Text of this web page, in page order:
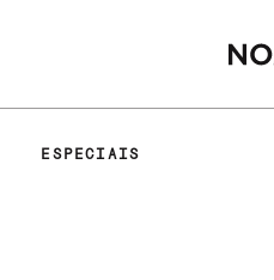
ESPECIAIS